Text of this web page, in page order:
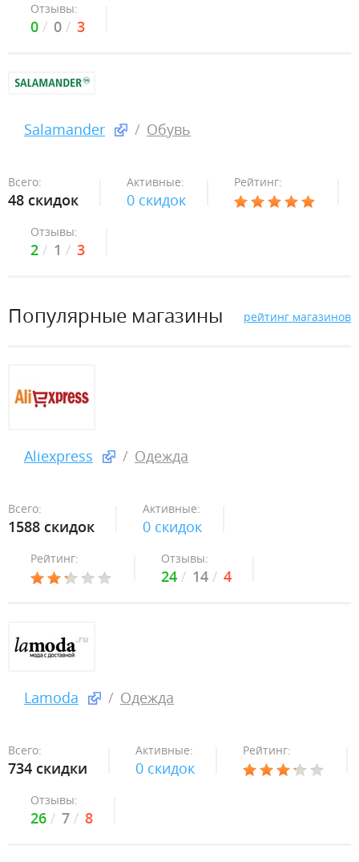
Отзывы:
0 0 3
Salamander Обувь
Всего:
48 скидок
Активные:
0 скидок
Рейтинг:
Отзывы:
2 1 3
Популярные магазины рейтинг магазинов
Aliexpress Одежда
Всего:
1588 скидок
Активные:
0 скидок
Рейтинг: Отзывы:
24 14 4
Lamoda Одежда
Всего:
734 скидки
Активные:
0 скидок
Рейтинг:
Отзывы:
26 7 8